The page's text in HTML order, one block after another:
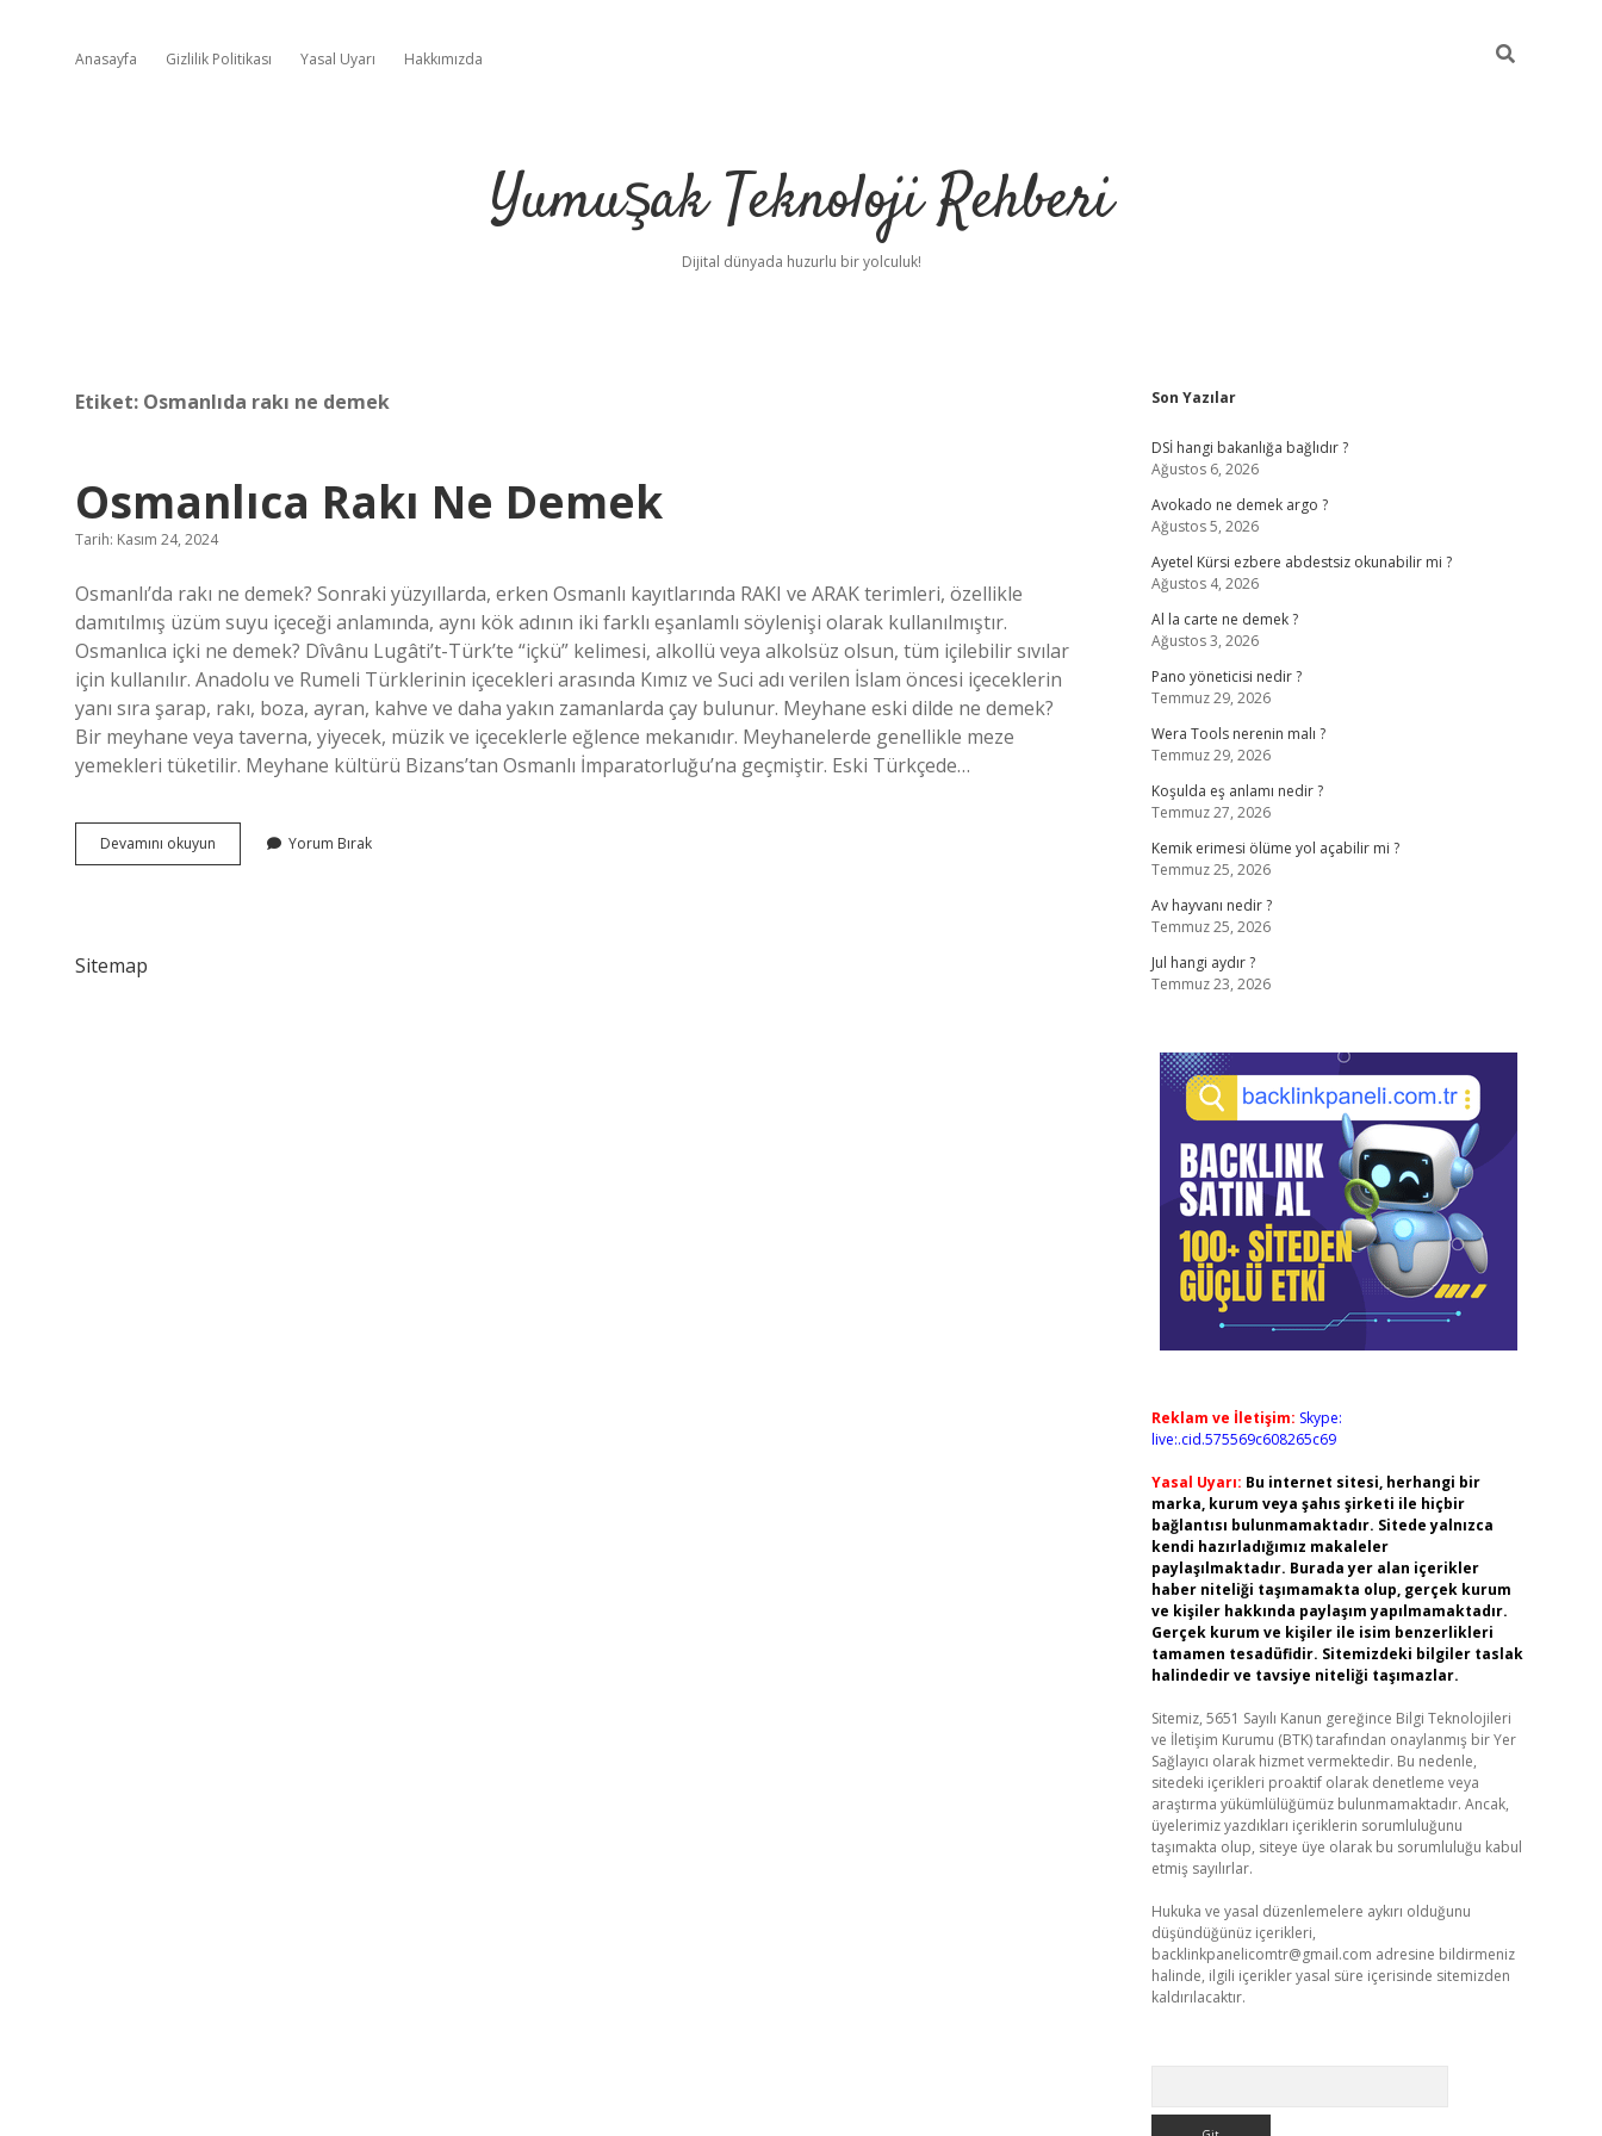
Anasayfa Gizlilik Politikası Yasal Uyarı Hakkımızda
Yumuşak Teknoloji Rehberi
Dijital dünyada huzurlu bir yolculuk!
Etiket: Osmanlıda rakı ne demek
Osmanlıca Rakı Ne Demek
Tarih: Kasım 24, 2024
Osmanlı’da rakı ne demek? Sonraki yüzyıllarda, erken Osmanlı kayıtlarında RAKI ve ARAK terimleri, özellikle
damıtılmış üzüm suyu içeceği anlamında, aynı kök adının iki farklı eşanlamlı söylenişi olarak kullanılmıştır.
Osmanlıca içki ne demek? Dîvânu Lugâti’t-Türk’te “içkü” kelimesi, alkollü veya alkolsüz olsun, tüm içilebilir sıvılar
için kullanılır. Anadolu ve Rumeli Türklerinin içecekleri arasında Kımız ve Suci adı verilen İslam öncesi içeceklerin
yanı sıra şarap, rakı, boza, ayran, kahve ve daha yakın zamanlarda çay bulunur. Meyhane eski dilde ne demek?
Bir meyhane veya taverna, yiyecek, müzik ve içeceklerle eğlence mekanıdır. Meyhanelerde genellikle meze
yemekleri tüketilir. Meyhane kültürü Bizans’tan Osmanlı İmparatorluğu’na geçmiştir. Eski Türkçede…
Devamını okuyun Osmanlıca
Rakı
Yorum Bırak
Sitemap
Sidebar
Son Yazılar
DSİ hangi bakanlığa bağlıdır ?
Ağustos 6, 2026
Avokado ne demek argo ?
Ağustos 5, 2026
Ayetel Kürsi ezbere abdestsiz okunabilir mi ?
Ağustos 4, 2026
Al la carte ne demek ?
Ağustos 3, 2026
Pano yöneticisi nedir ?
Temmuz 29, 2026
Wera Tools nerenin malı ?
Temmuz 29, 2026
Koşulda eş anlamı nedir ?
Temmuz 27, 2026
Kemik erimesi ölüme yol açabilir mi ?
Temmuz 25, 2026
Av hayvanı nedir ?
Temmuz 25, 2026
Jul hangi aydır ?
Temmuz 23, 2026
Reklam ve İletişim: Skype:
live:.cid.575569c608265c69
Yasal Uyarı: Bu internet sitesi, herhangi bir
marka, kurum veya şahıs şirketi ile hiçbir
bağlantısı bulunmamaktadır. Sitede yalnızca
kendi hazırladığımız makaleler
paylaşılmaktadır. Burada yer alan içerikler
haber niteliği taşımamakta olup, gerçek kurum
ve kişiler hakkında paylaşım yapılmamaktadır.
Gerçek kurum ve kişiler ile isim benzerlikleri
tamamen tesadüfidir. Sitemizdeki bilgiler taslak
halindedir ve tavsiye niteliği taşımazlar.
Sitemiz, 5651 Sayılı Kanun gereğince Bilgi Teknolojileri
ve İletişim Kurumu (BTK) tarafından onaylanmış bir Yer
Sağlayıcı olarak hizmet vermektedir. Bu nedenle,
sitedeki içerikleri proaktif olarak denetleme veya
araştırma yükümlülüğümüz bulunmamaktadır. Ancak,
üyelerimiz yazdıkları içeriklerin sorumluluğunu
taşımakta olup, siteye üye olarak bu sorumluluğu kabul
etmiş sayılırlar.
Hukuka ve yasal düzenlemelere aykırı olduğunu
düşündüğünüz içerikleri,
backlinkpanelicomtr@gmail.com adresine bildirmeniz
halinde, ilgili içerikler yasal süre içerisinde sitemizden
kaldırılacaktır.